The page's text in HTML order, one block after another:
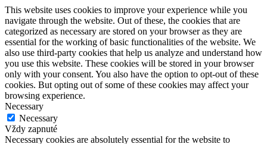
This website uses cookies to improve your experience while you
navigate through the website. Out of these, the cookies that are
categorized as necessary are stored on your browser as they are
essential for the working of basic functionalities of the website. We
also use third-party cookies that help us analyze and understand how
you use this website. These cookies will be stored in your browser
only with your consent. You also have the option to opt-out of these
cookies. But opting out of some of these cookies may affect your
browsing experience.
Necessary
Necessary
Vždy zapnuté
Necessary cookies are absolutely essential for the website to